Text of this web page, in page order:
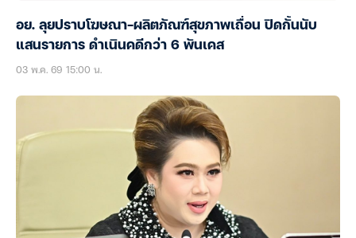
อย. ลุยปราบโฆษณา-ผลิตภัณฑ์สุขภาพเถื่อน ปิดกั้นนับ
แสนรายการ ดำเนินคดีกว่า 6 พันเคส
03 พ.ค. 69 15:00 น.